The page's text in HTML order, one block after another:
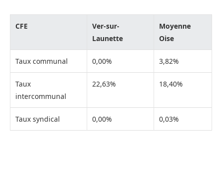
CFE
Ver-sur-
Launette
Moyenne
Oise
Taux communal 0,00% 3,82%
Taux
intercommunal
22,63% 18,40%
Taux syndical 0,00% 0,03%